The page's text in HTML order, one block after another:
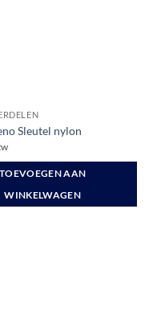
Sleutel nylon
TOEVOEGEN AAN
WINKELWAGEN